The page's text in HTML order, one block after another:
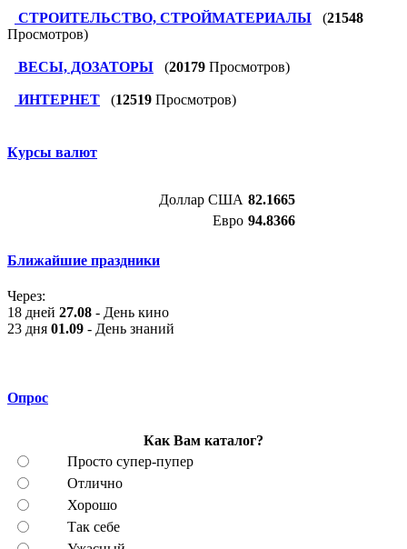
СТРОИТЕЛЬСТВО, СТРОЙМАТЕРИАЛЫ (21548
Просмотров)
ВЕСЫ, ДОЗАТОРЫ (20179 Просмотров)
ИНТЕРНЕТ (12519 Просмотров)
Курсы валют
Доллар США 82.1665
Евро 94.8366
Ближайшие праздники
Через:
18 дней 27.08 - День кино
23 дня 01.09 - День знаний
Опрос
Как Вам каталог?
Просто супер-пупер
Отлично
Хорошо
Так себе